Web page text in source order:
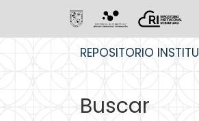
REPOSITORIO
Buscar